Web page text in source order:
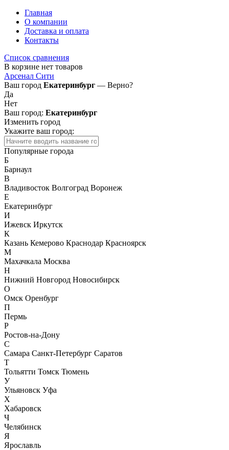
Главная
О компании
Доставка и оплата
Контакты
Список сравнения
В корзине нет товаров
Арсенал Сити
Ваш город Екатеринбург — Верно?
Да
Нет
Ваш город: Екатеринбург
Изменить город
Укажите ваш город:
Популярные города
Б
Барнаул
В
Владивосток Волгоград Воронеж
Е
Екатеринбург
И
Ижевск Иркутск
К
Казань Кемерово Краснодар Красноярск
М
Махачкала Москва
Н
Нижний Новгород Новосибирск
О
Омск Оренбург
П
Пермь
Р
Ростов-на-Дону
С
Самара Санкт-Петербург Саратов
Т
Тольятти Томск Тюмень
У
Ульяновск Уфа
Х
Хабаровск
Ч
Челябинск
Я
Ярославль